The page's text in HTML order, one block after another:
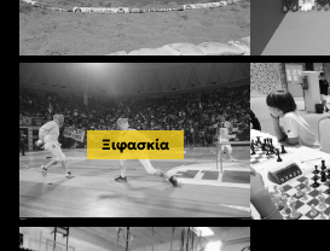
Ξιφασκία